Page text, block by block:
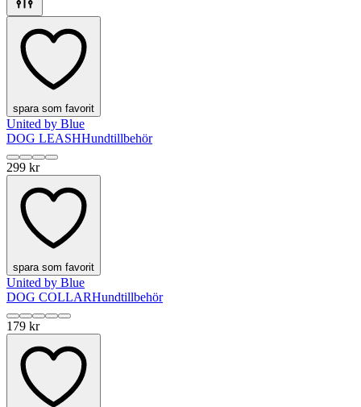
spara som favorit
United by Blue
DOG LEASHHundtillbehör
299 kr
spara som favorit
United by Blue
DOG COLLARHundtillbehör
179 kr